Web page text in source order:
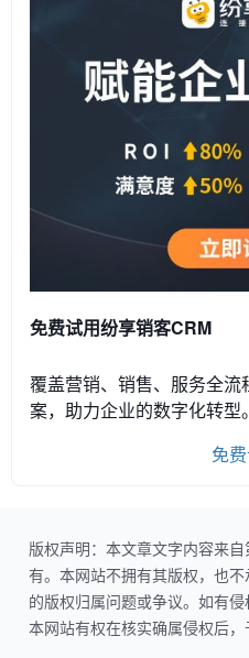
免费试用纷享销客CRM
覆盖营销、销售、服务全
案，助力企业的数字化转型。
免
版权声明：本文章文字内容来
有。本网站不拥有其版权，也
的版权归属问题或争议。如有侵
本网站有权在核实确属侵权后，